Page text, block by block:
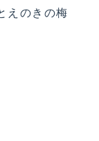
えのきの梅